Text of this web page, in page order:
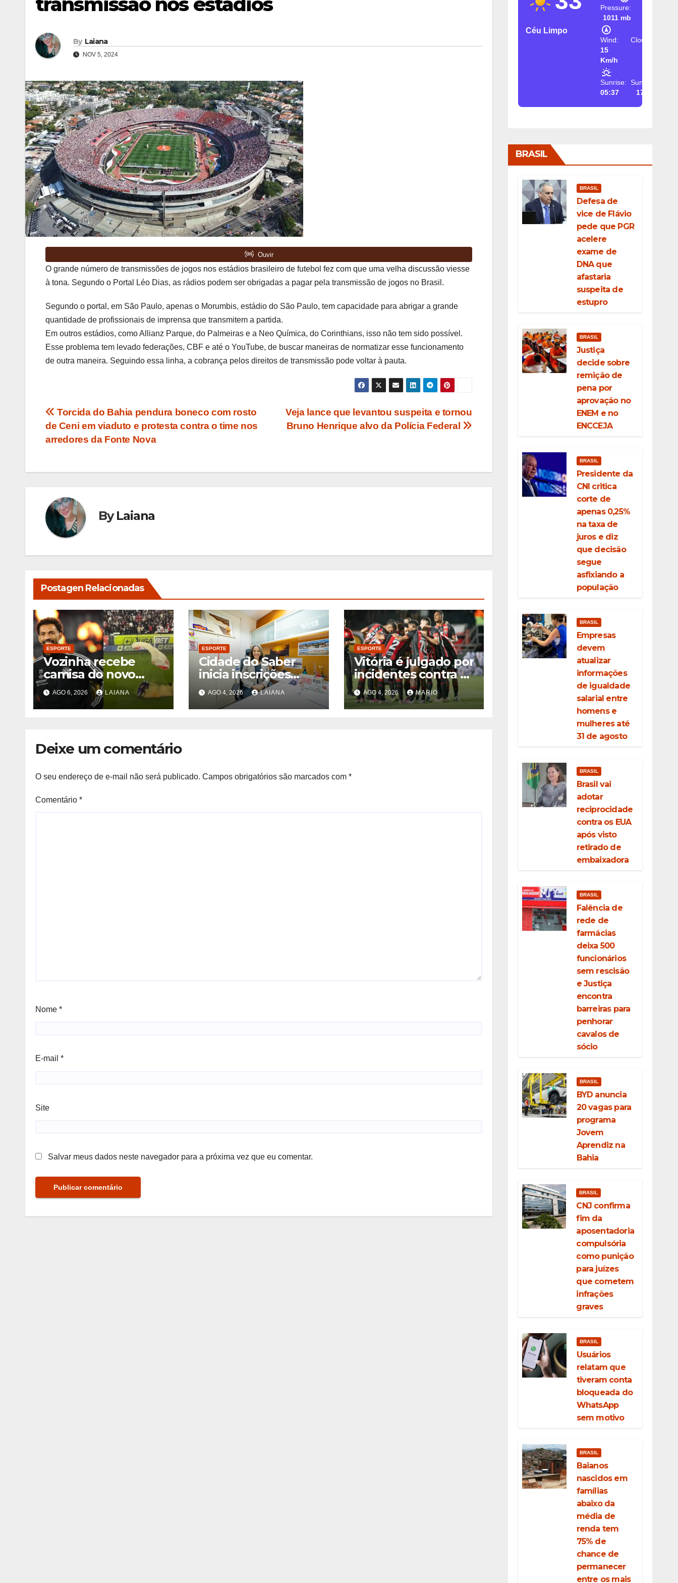
By Laiana
NOV 5, 2024
O grande número de transmissões de jogos nos estádios brasileiro de futebol fez com que uma velha discussão viesse
à tona. Segundo o Portal Léo Dias, as rádios podem ser obrigadas a pagar pela transmissão de jogos no Brasil.
Segundo o portal, em São Paulo, apenas o Morumbis, estádio do São Paulo, tem capacidade para abrigar a grande
quantidade de profissionais de imprensa que transmitem a partida.
Em outros estádios, como Allianz Parque, do Palmeiras e a Neo Química, do Corinthians, isso não tem sido possível.
Esse problema tem levado federações, CBF e até o YouTube, de buscar maneiras de normatizar esse funcionamento
de outra maneira. Seguindo essa linha, a cobrança pelos direitos de transmissão pode voltar à pauta.
Navegação
de
Veja lance que levantou suspeita e tornou
Bruno Henrique alvo da Polícia Federal
Torcida do Bahia pendura boneco com rosto
de Ceni em viaduto e protesta contra o time nos
arredores da Fonte Nova
ByLaiana
Postagen Relacionadas
ESPORTE
Vozinha recebe
camisa do novo
clube de
paraquedas em
festa com mais de
AGO 6, 2026 LAIANA
ESPORTE
Cidade do Saber
inicia inscrições
para novos cursos
gratuitos com cerca
de 150 vagas
AGO 4, 2026 LAIANA
ESPORTE
Vitória é julgado por
incidentes contra o
Palmeiras; veja as
decisões
AGO 4, 2026 MARIO
Deixe um comentário
O seu endereço de e-mail não será publicado. Campos obrigatórios são marcados com *
Comentário *
Nome *
E-mail *
Site
Salvar meus dados neste navegador para a próxima vez que eu comentar.
Céu Limpo
Pressure:
1011 mb
Wind:
15
Km/h
Clouds:
Sunrise:
05:37
Sunset:
17:26
BRASIL
BRASIL
Defesa de
vice de Flávio
pede que PGR
acelere
exame de
DNA que
afastaria
suspeita de
estupro
BRASIL
Justiça
decide sobre
remição de
pena por
aprovação no
ENEM e no
ENCCEJA
BRASIL
Presidente da
CNI critica
corte de
apenas 0,25%
na taxa de
juros e diz
que decisão
segue
asfixiando a
população
BRASIL
Empresas
devem
atualizar
informações
de igualdade
salarial entre
homens e
mulheres até
31 de agosto
BRASIL
Brasil vai
adotar
reciprocidade
contra os EUA
após visto
retirado de
embaixadora
BRASIL
Falência de
rede de
farmácias
deixa 500
funcionários
sem rescisão
e Justiça
encontra
barreiras para
penhorar
cavalos de
sócio
BRASIL
BYD anuncia
20 vagas para
programa
Jovem
Aprendiz na
Bahia
BRASIL
CNJ confirma
fim da
aposentadoria
compulsória
como punição
para juízes
que cometem
infrações
graves
BRASIL
Usuários
relatam que
tiveram conta
bloqueada do
WhatsApp
sem motivo
BRASIL
Baianos
nascidos em
famílias
abaixo da
média de
renda tem
75% de
chance de
permanecer
entre os mais